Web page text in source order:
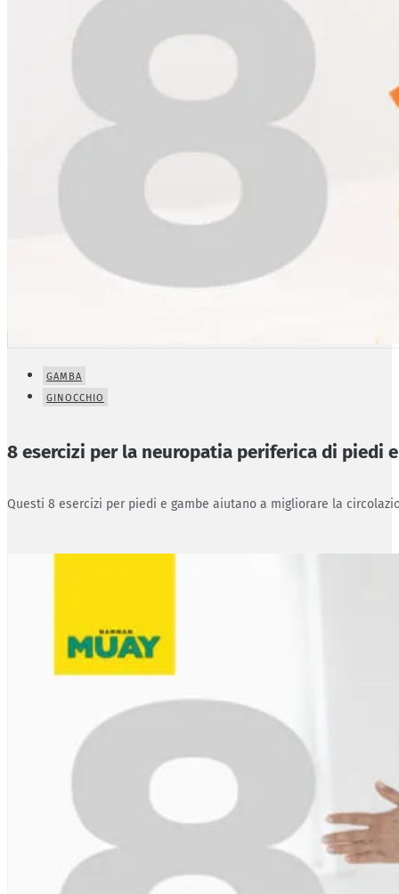
GAMBA
GINOCCHIO
8 esercizi per la neuropatia periferica di piedi
Questi 8 esercizi per piedi e gambe aiutano a migliorare la